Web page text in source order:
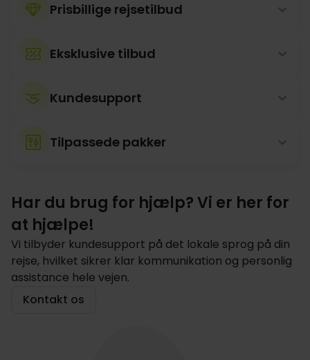
Prisbillige rejsetilbud
Eksklusive tilbud
Kundesupport
Tilpassede pakker
Har du brug for hjælp? Vi er her for
at hjælpe!
Vi tilbyder kundesupport på det lokale sprog på din
rejse, hvilket sikrer klar kommunikation og personlig
assistance hele vejen.
Kontakt os